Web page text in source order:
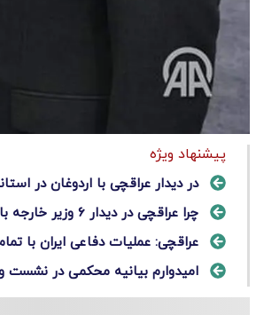
پیشنهاد ویژه
در دیدار عراقچی با اردوغان در
چرا عراقچی در دیدار ۶ وزیر خارجه با اردوغان در صندلی آخر نشست؟
عراقچی: عملیات دفاعی ایران با
امیدوارم بیانیه محکمی در نشست